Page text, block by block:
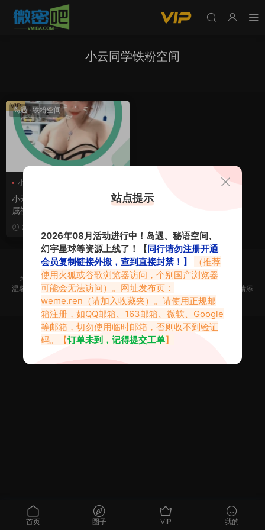
小云同学铁粉空间
岛遇· 铁粉空间
小云同学
小云同学岛遇_铁粉空间圈子专
属视图合集
2026-06-11
VIP
来不及找到心仪的内容？按 Ctr + D
收藏微密吧【Weme.Ren】
温馨提示：本站是只搬运福利但不生产福利。如果你觉得本站做的不错，请添
加到收藏夹！|网站地图
首页 圈子 VIP 我的
站点提示
2026年08月活动进行中！岛遇、秘语空间、
幻宇星球等资源上线了！【同行请勿注册开通
会员复制链接外搬，查到直接封禁！】
（推荐
使用火狐或谷歌浏览器访问，个别国产浏览器
可能会无法访问）。网址发布页：
weme.ren （请加入收藏夹）。请使用正规邮
箱注册，如QQ邮箱、163邮箱、微软、Google
等邮箱，切勿使用临时邮箱，否则收不到验证
码。【订单未到，记得提交工单】